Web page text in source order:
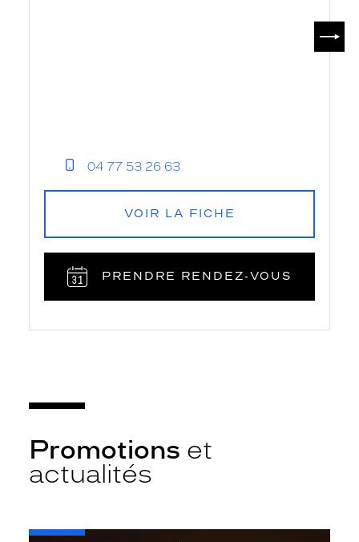
04 77 53 26 63
VOIR LA FICHE
PRENDRE RENDEZ‑VOUS
Promotions et
actualités
-